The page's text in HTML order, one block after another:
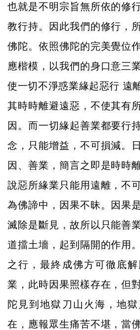
也就是不明宗旨無所依的修
教行持。因此我們的修行，
佛陀。依照佛陀的完美覺位
應楷模，以我們的身口意三
使一切不淨惑業緣起惡行 遠
其時時離避遠惡，不使其有
因。而一切緣起善業都要行
念，只能增益，不可損減。
因、善業，簡言之即是時時
說惡所緣業只能用遠離，不
為佛諦中，因果不昧。因果
滅除是斷見，故所以只能善
道擋土墻，起到隔開的作用
之行，最終成佛方可徹底
業，此時因果照樣存在，但
陀見到地獄刀山火海，地
在，應報眾生痛苦不堪，當